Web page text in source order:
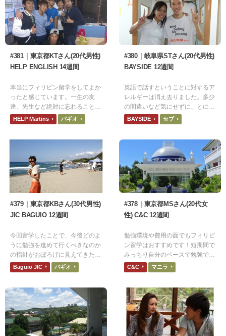
#381｜東京都KTさん(20代男性)
HELP ENGLISH 14週間
本当にフィリピン留学をしてよか
ったと感じています。一生の友
達、先生など絶対に忘れることの
できない仲間とも出会えることが
できました。時間ができたら、次
HELP Martins バギオ
#380｜岐阜県STさん(20代男性)
BAYSIDE 12週間
英語で話すということに対するア
レルギーは消え去りました。多少
の間違いなど気にせずに、とにか
く話す事が一番大事です。
BAYSIDE セブ
#379｜東京都KBさん(30代男性)
JIC BAGUIO 12週間
今回留学したことで、今後どのよ
うに勉強を進めて行くべきなのか
の指針がおぼろげに見えてきたよ
うに思っている。
Baguio JIC バギオ
#378｜東京都MSさん(20代女
性) C&C 12週間
勉強環境や費用の面でもフィリピ
ン留学はおすすめです！短期間で
みっちり自分のペースで勉強でき
るので、特に英語に自信がない人
や時間が限られている人にとっ
C&C マニラ